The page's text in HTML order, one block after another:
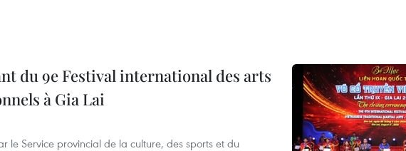
du 9e Festival international des arts
à Gia Lai
le Service provincial de la culture, des sports et du